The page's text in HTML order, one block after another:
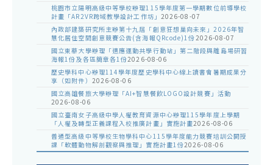
桃園市立陽明高級中等學校辦理115學年度第一學期數位前導學校
計畫「AR2VR跨域教學設計工作坊」 2026-08-07
內政部建築研究所主辦第十九屆「創意狂想巢向未來」2026年智
慧化居住空間創意競賽公告(含海報QRcode)1份2026-08-07
國立東華大學辦理「適應運動共學行動站」第二階段與離島場研習
海報1份及各區簡章各1份2026-08-06
歷史學科中心辦理114學年度歷史學科中心線上讀書會暑期成果分
享（如附件） 2026-08-06
國立高雄餐旅大學辦理「AI+智慧餐飲LOGO設計競賽」活動
2026-08-06
國立臺南女子高級中學人權教育資源中心辦理115學年度上學期
「人權及轉型正義課程入校推廣計畫」實施計畫2026-08-06
普通型高級中等學校生物學科中心115學年度能力競賽培訓公開授
課「軟體動物解剖觀察與推理」實施計畫1份2026-08-06